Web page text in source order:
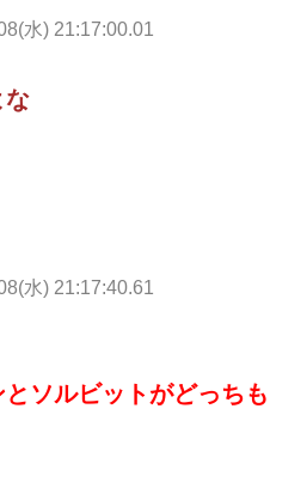
水) 21:17:00.01
な
水) 21:17:40.61
ソルビットがどっちも